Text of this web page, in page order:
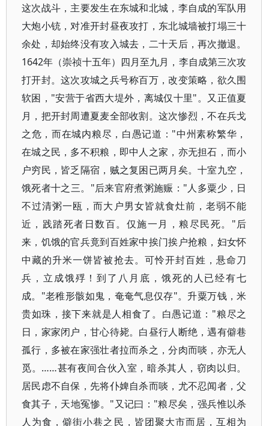
这次战斗，主要发生在东城和北城，李自成的军队用
大炮小铳，对准开封昼夜攻打，东北城墙被打塌三十
余处，却始终没有攻入城去，二十天后，再次撤退。
1642年（崇祯十五年）四月至九月，李自成第三次攻
打开封。这次攻城之兵号称百万，改变策略，欲久围
软困，"安营于省西大堤外，离城仅十里"。又正值夏
月，把开封周遭夏麦全部收割。这次惨烈，不在兵戈
之危，而在城内粮尽，白愚记道："中州素称繁华，
在城之民，多不积粮，即中人之家，亦无担石，而小
户穷民，皆乏隔宿，贼之复困已两月矣。十室九空，
饿死者十之三。"后来官府煮粥施赈："人多粟少，日
不过清粥一瓯，而大户男女皆就食灶前，老弱不能
近，践踏死者日数百。仅施一月，粮尽民死。"后
来，饥饿的官兵竟到百姓家中挨门挨户抢粮，妇女怀
中藏的升米一饼皆被抢去。可怜开封百姓，悬命刀
兵，立成饿殍！到了八月底，饿死的人已经有七
成。"老稚形骸如鬼，奄奄气息仅存"。升粟万钱，米
贵如珠，接下来就是人相食了。白愚记道："粮尽之
日，家家闭户，甘心待毙。白昼行人断绝，遇有僻巷
孤行，多被在家强壮者拉而杀之，分肉而啖，亦无人
觅。……甚有夜间合伙入室，暗杀其人，窃肉以归。
居民虑不自保，先将仆婢自杀而啖，尤不忍闻者，父
食其子，天地冤惨。"又记曰："粮尽矣，强兵惟以杀
人为食，僻街小巷之民，皆团聚大市而居，互相为